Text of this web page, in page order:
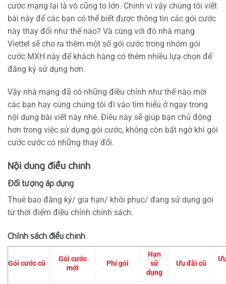
cước mạng lại là vô cũng to lớn. Chính vì vậy chúng tôi viết
bài này để các bạn có thể biết được thông tin các gói cước
này thay đổi như thế nào? Và cùng với đó nhà mạng
Viettel sẽ cho ra thêm một số gói cước trong nhóm gói
cước MXH này để khách hàng có thêm nhiều lựa chọn để
đăng ký sử dụng hơn.
Vậy nhà mạng đã có những điều chỉnh như thế nào mời
các bạn hay cùng chúng tôi đi vào tìm hiểu ở ngay trong
nội dung bài viết này nhé. Điều này sẽ giúp bạn chủ động
hơn trong việc sử dụng gói cước, không còn bất ngờ khì gói
cước cước có những thay đổi.
Nội dung điều chỉnh
Đối tượng áp dụng
Thuê bao đăng ký/ gia hạn/ khôi phục/ đang sử dụng gói
từ thời điểm điều chỉnh chính sách.
Chính sách điều chỉnh
Gói cước cũ
Gói cước
mới
Phí gói
Hạn
sử
dụng
Ưu đãi cũ